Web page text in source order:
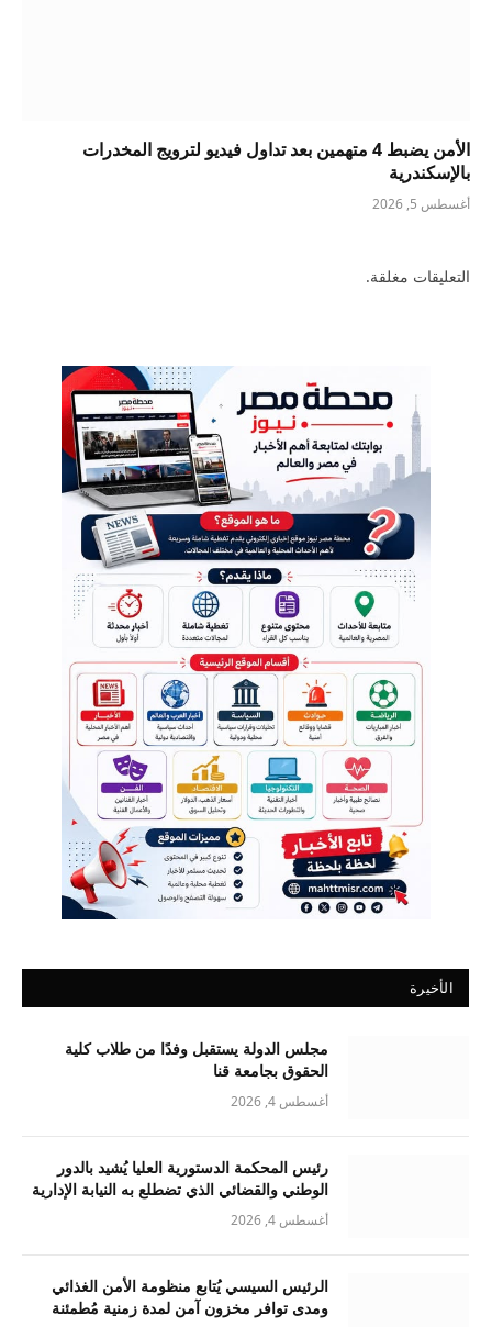
الأمن يضبط 4 متهمين بعد تداول فيديو لترويج المخدرات
بالإسكندرية
أغسطس 5, 2026
التعليقات مغلقة.
الأخيرة
مجلس الدولة يستقبل وفدًا من طلاب كلية
الحقوق بجامعة قنا
أغسطس 4, 2026
رئيس المحكمة الدستورية العليا يُشيد بالدور
الوطني والقضائي الذي تضطلع به النيابة الإدارية
أغسطس 4, 2026
الرئيس السيسي يُتابع منظومة الأمن الغذائي
ومدى توافر مخزون آمن لمدة زمنية مُطمئنة